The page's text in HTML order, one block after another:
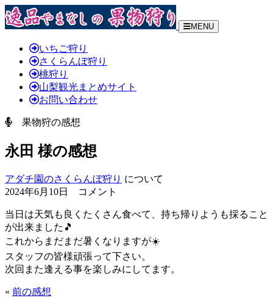
MENU
いちご狩り
さくらんぼ狩り
桃狩り
山梨観光まとめサイト
お問い合わせ
果物狩の感想
永田 様の感想
アダチ園のさくらんぼ狩り について
2024年6月10日 コメント
当日は天気も良くたくさん食べて、持ち帰りようも採ること
が出来ました 🎵
これからまだまだ暑くなりますが☀️
スタッフの皆様頑張って下さい。
次回また逢える事を楽しみにしてます。
« 前の感想